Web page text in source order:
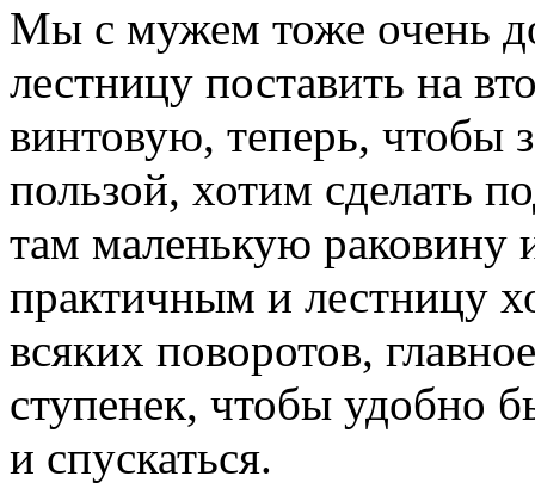
Мы с мужем тоже очень
лестницу поставить на
винтовую, теперь, чтобы
пользой, хотим сделать
там маленькую раковину
практичным и лестницу
всяких поворотов,
ступенек, чтобы удобно
и спускаться.